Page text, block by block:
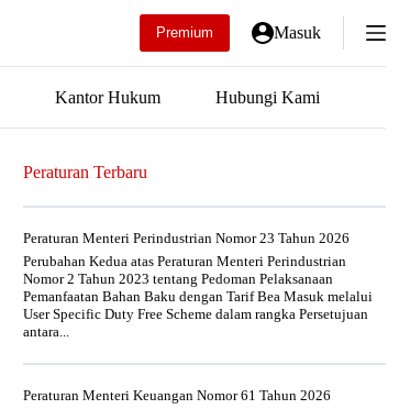
Premium Masuk
Kantor Hukum Hubungi Kami
Peraturan Terbaru
Peraturan Menteri Perindustrian Nomor 23 Tahun 2026
Perubahan Kedua atas Peraturan Menteri Perindustrian
Nomor 2 Tahun 2023 tentang Pedoman Pelaksanaan
Pemanfaatan Bahan Baku dengan Tarif Bea Masuk melalui
User Specific Duty Free Scheme dalam rangka Persetujuan
antara...
Peraturan Menteri Keuangan Nomor 61 Tahun 2026